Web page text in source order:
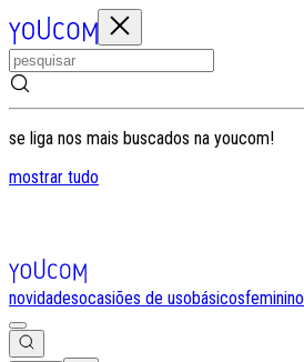
se liga nos mais buscados na youcom!
mostrar tudo
novidadesocasiões de usobásicosfeminino